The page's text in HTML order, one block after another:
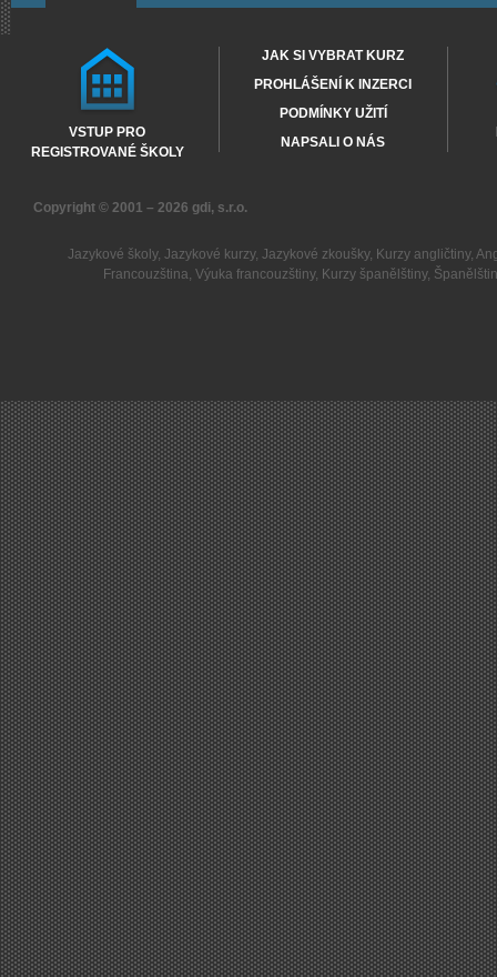
VSTUP PRO
REGISTROVANÉ ŠKOLY
JAK SI VYBRAT KURZ
PROHLÁŠENÍ K INZERCI
PODMÍNKY UŽITÍ
NAPSALI O NÁS
Copyright © 2001 – 2026 gdi, s.r.o.
Jazykové školy, Jazykové kurzy, Jazykové zkoušky, Kurzy angličtiny,
Francouzština,Výuka francouzštiny, Kurzy španělštiny,